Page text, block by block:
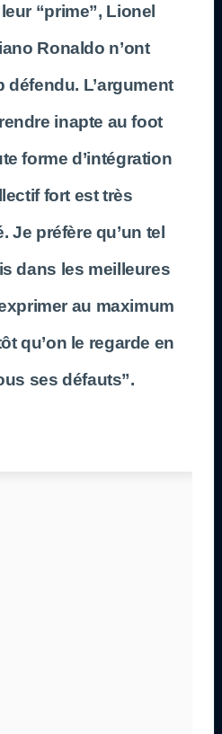
“prime”, Lionel
Ronaldo n’ont
défendu. L’argument
inapte au foot
forme d’intégration
fort est très
Je préfère qu’un tel
dans les meilleures
au maximum
qu’on le regarde en
ses défauts”.